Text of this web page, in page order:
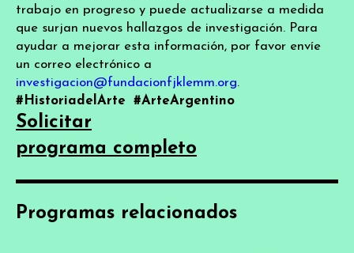
trabajo en progreso y puede actualizarse a medida
que surjan nuevos hallazgos de investigación. Para
ayudar a mejorar esta información, por favor envíe
un correo electrónico a
investigacion@fundacionfjklemm.org.
#HistoriadelArte
#ArteArgentino
Solicitar
programa completo
Programas relacionados